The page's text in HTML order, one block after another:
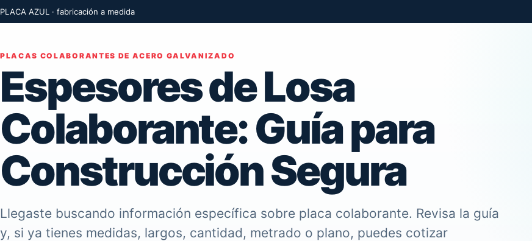
PLACA AZUL · fabricación a medida
PLACAS COLABORANTES DE ACERO GALVANIZADO
Espesores de Losa
Colaborante: Guía para
Construcción Segura
Llegaste buscando información específica sobre placa colaborante. Revisa la guía
y, si ya tienes medidas, largos, cantidad, metrado o plano, puedes cotizar